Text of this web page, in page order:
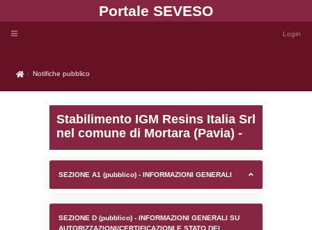
Portale
Notifiche pubblico
Notifiche pubblico
Stabilimento IGM
nel comune di Mortara